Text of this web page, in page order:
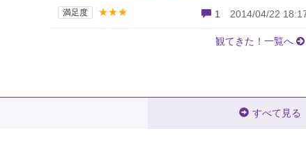
満足度 ★★★ 1 2014/04/22
観てきた！一覧へ
すべて見る